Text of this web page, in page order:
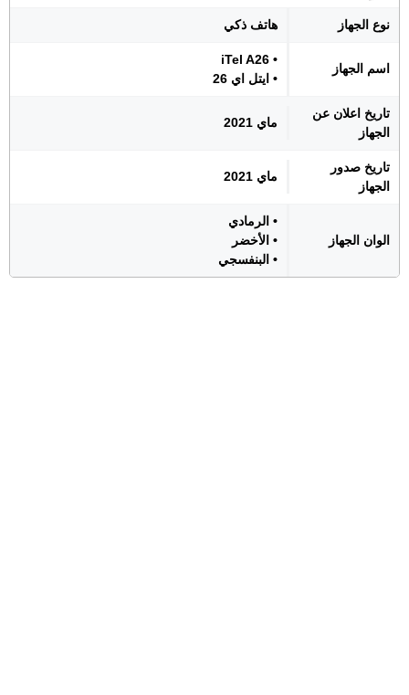
نوع الجهاز هاتف ذكي
اسم الجهاز
• iTel A26
• ايتل اي 26
تاريخ اعلان عن
الجهاز
ماي 2021
تاريخ صدور
الجهاز
ماي 2021
الوان الجهاز
• الرمادي
• الأخضر
• البنفسجي